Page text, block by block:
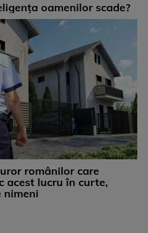
oamenilor scade?
românilor care
acest lucru în curte,
nimeni